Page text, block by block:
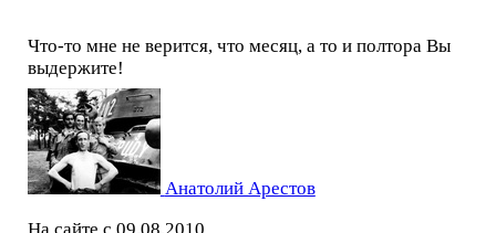
Что-то мне не верится, что месяц, а то и полтора Вы
выдержите!
Анатолий Арестов
На сайте с 09.08.2010